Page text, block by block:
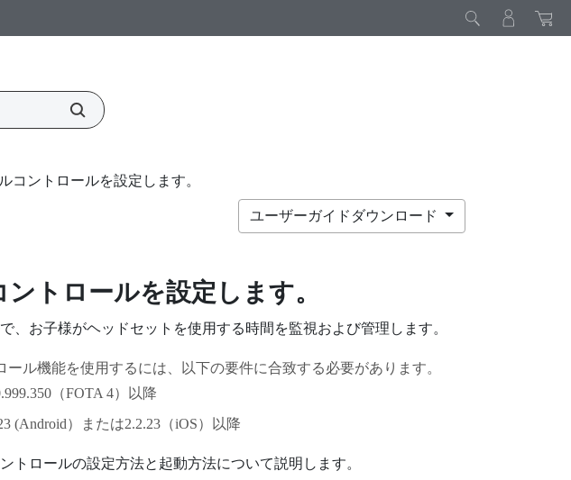
コントロールを設定します。
ユーザーガイドダウンロード
トロールを設定します。
、お子様がヘッドセットを使用する時間を監視および管理します。
ール機能を使用するには、以下の要件に合致する必要があります。
（FOTA 4）以降
(Android）または2.2.23（iOS）以降
トロールの設定方法と起動方法について説明します。